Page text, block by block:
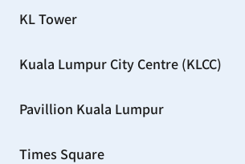
KL Tower
Kuala Lumpur City Centre (KLCC)
Pavillion Kuala Lumpur
Times Square